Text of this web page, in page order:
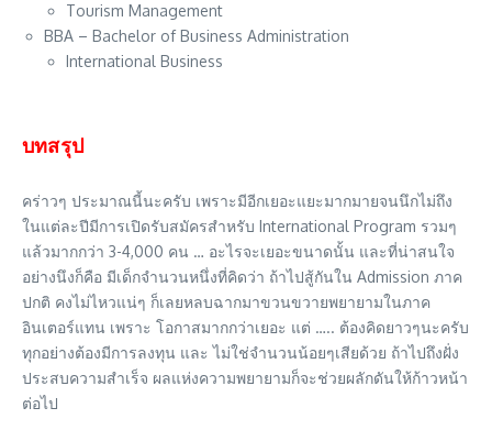
Tourism Management
BBA – Bachelor of Business Administration
International Business
บทสรุป
คร่าวๆ ประมาณนี้นะครับ เพราะมีอีกเยอะแยะมากมายจนนึกไม่ถึง
ในแต่ละปีมีการเปิดรับสมัครสำหรับ International Program รวมๆ
แล้วมากกว่า 3-4,000 คน … อะไรจะเยอะขนาดนั้น และที่น่าสนใจ
อย่างนึงก็คือ มีเด็กจำนวนหนึ่งที่คิดว่า ถ้าไปสู้กันใน Admission ภาค
ปกติ คงไม่ไหวแน่ๆ ก็เลยหลบฉากมาขวนขวายพยายามในภาค
อินเตอร์แทน เพราะ โอกาสมากกว่าเยอะ แต่ ….. ต้องคิดยาวๆนะครับ
ทุกอย่างต้องมีการลงทุน และ ไม่ใช่จำนวนน้อยๆเสียด้วย ถ้าไปถึงฝั่ง
ประสบความสำเร็จ ผลแห่งความพยายามก็จะช่วยผลักดันให้ก้าวหน้า
ต่อไป